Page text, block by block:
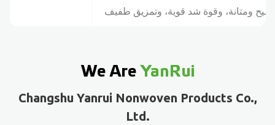
We AreYanRui
Changshu Yanrui Nonwoven Products Co.,
Ltd.